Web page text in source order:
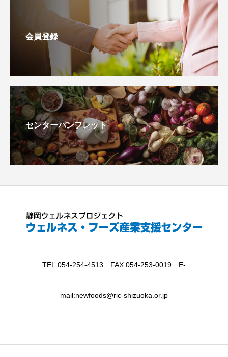
会員登録
センターパンフレット
TEL:054-254-4513 FAX:054-253-0019 E-
mail:newfoods@ric-shizuoka.or.jp